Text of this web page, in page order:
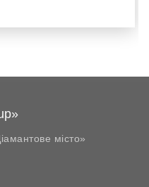
місто»